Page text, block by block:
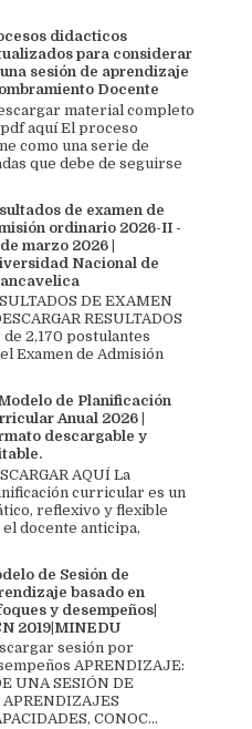
didacticos
para considerar
sesión de aprendizaje
Docente
material completo
aquí El proceso
como una serie de
que debe de seguirse
de examen de
ordinario 2026-II -
marzo 2026 |
Nacional de
DE EXAMEN
RESULTADOS
2,170 postulantes
Examen de Admisión
de Planificación
Anual 2026 |
descargable y
AQUÍ La
curricular es un
reflexivo y flexible
docente anticipa,
de Sesión de
basado en
y desempeños|
2019|MINEDU
sesión por
APRENDIZAJE:
UNA SESIÓN DE
CONOC...